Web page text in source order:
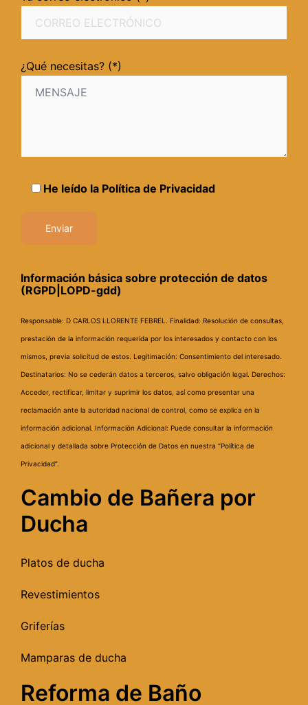
¿Qué necesitas? (*)
He leído la Política de Privacidad
Información básica sobre protección de datos
(RGPD|LOPD-gdd)
Responsable: D CARLOS LLORENTE FEBREL. Finalidad: Resolución de consultas,
prestación de la información requerida por los interesados y contacto con los
mismos, previa solicitud de estos. Legitimación: Consentimiento del interesado.
Destinatarios: No se cederán datos a terceros, salvo obligación legal. Derechos:
Acceder, rectificar, limitar y suprimir los datos, así como presentar una
reclamación ante la autoridad nacional de control, como se explica en la
información adicional. Información Adicional: Puede consultar la información
adicional y detallada sobre Protección de Datos en nuestra “Política de
Privacidad”.
Cambio de Bañera por
Ducha
Platos de ducha
Revestimientos
Griferías
Mamparas de ducha
Reforma de Baño